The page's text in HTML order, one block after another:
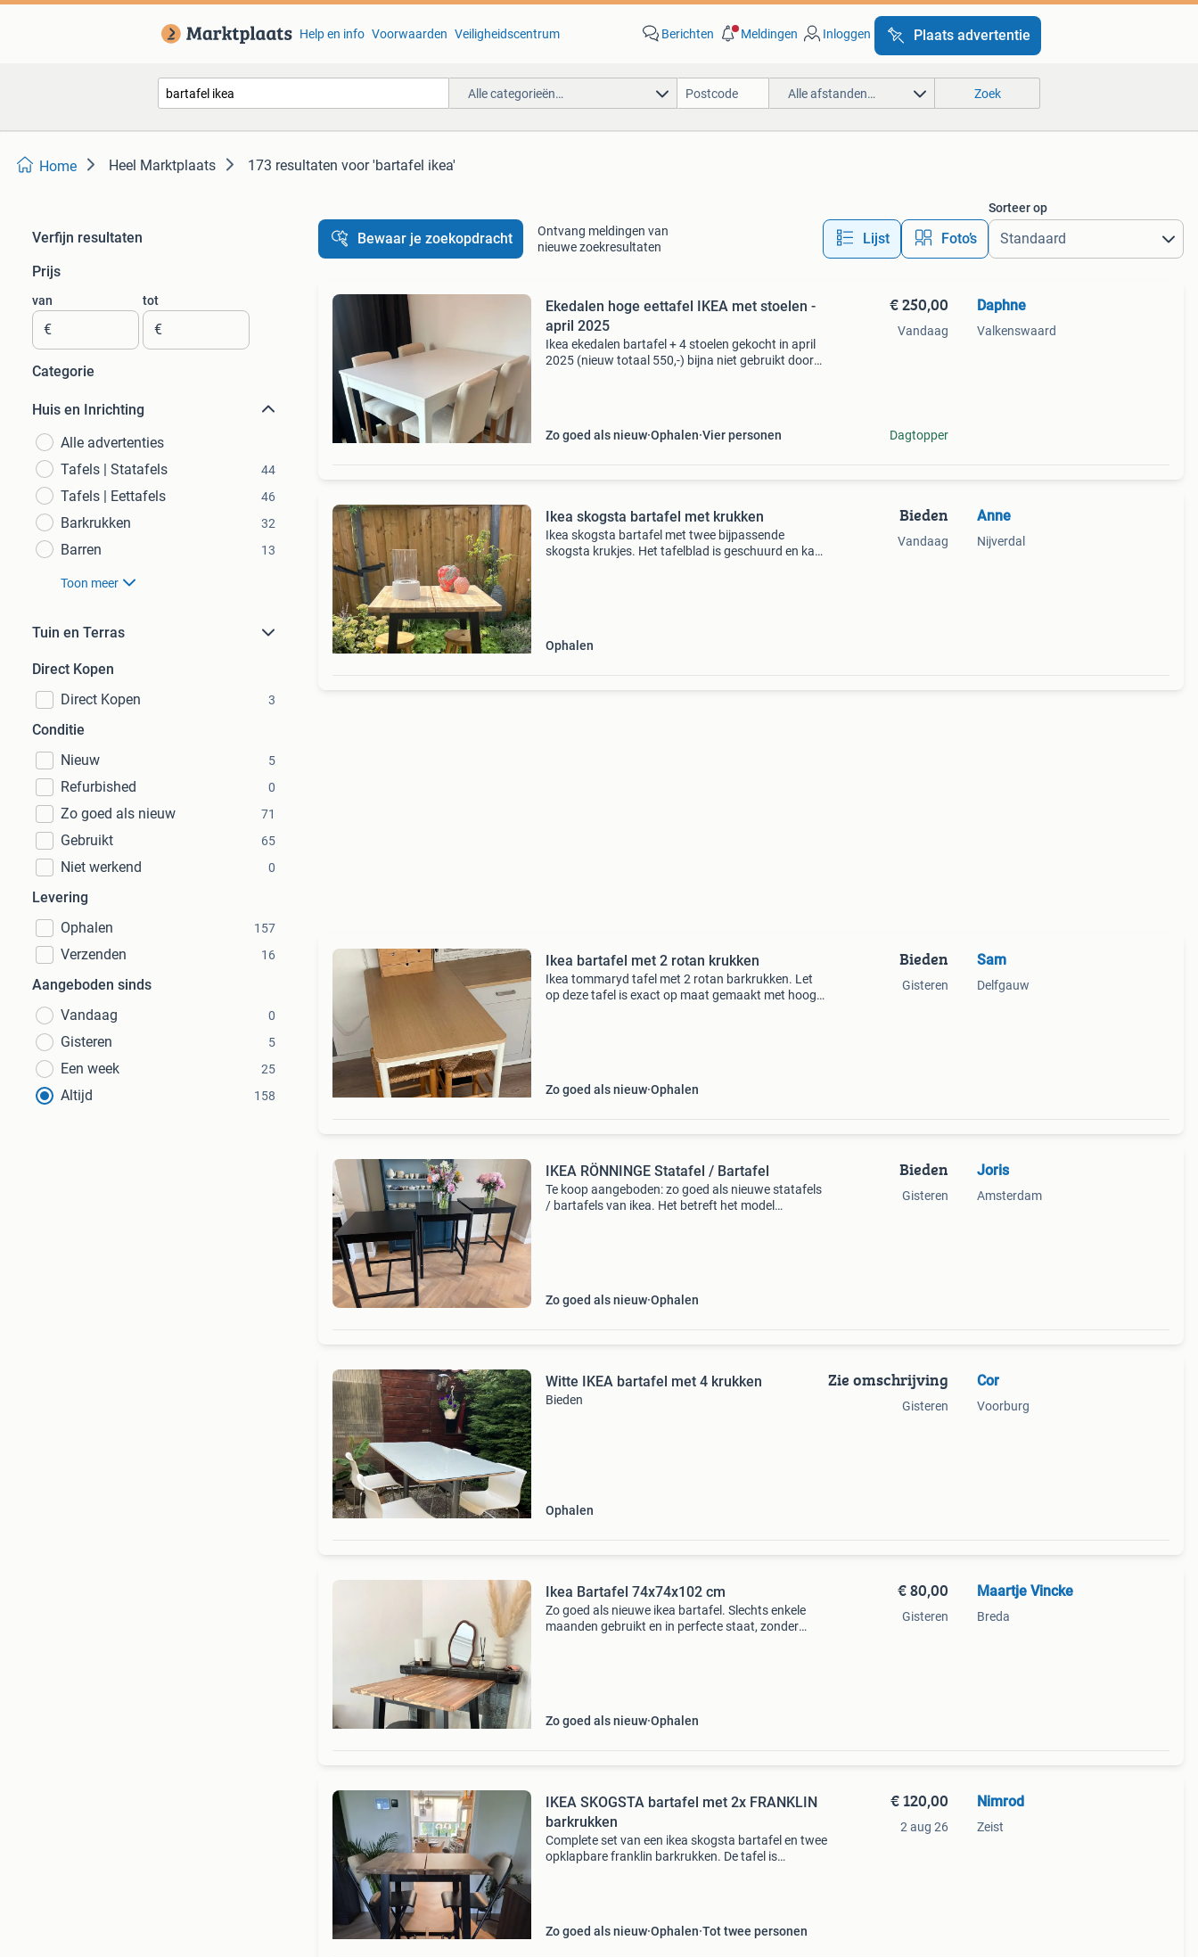
Help en info Voorwaarden Veiligheidscentrum Berichten Meldingen Inloggen Plaats advertentie
Alle categorieën… Alle afstanden… Zoek
Home Heel Marktplaats 173 resultaten voor 'bartafel ikea'
Verfijn resultaten
Prijs
van
€
tot
€
Categorie
Huis en Inrichting
Alle advertenties
Tafels | Statafels
44
Tafels | Eettafels 46
Barkrukken 32
Barren 13
Toon meer
Tuin en Terras
Direct Kopen
Direct Kopen
3
Conditie
Nieuw
5
Refurbished 0
Zo goed als nieuw 71
Gebruikt 65
Niet werkend 0
Levering
Ophalen
157
Verzenden 16
Aangeboden sinds
Vandaag
0
Gisteren 5
Een week 25
Altijd 158
Bewaar je zoekopdracht
Ontvang meldingen van
nieuwe zoekresultaten
Lijst Foto’s
Sorteer op
Ekedalen hoge eettafel IKEA met stoelen -
april 2025
Ikea ekedalen bartafel + 4 stoelen gekocht in april
2025 (nieuw totaal 550,-) bijna niet gebruikt door
Zo goed als nieuw Ophalen Vier personen
€ 250,00
Vandaag
Dagtopper
Daphne
Valkenswaard
Ikea skogsta bartafel met krukken
Ikea skogsta bartafel met twee bijpassende
skogsta krukjes. Het tafelblad is geschuurd en kan
Ophalen
Bieden
Vandaag
Anne
Nijverdal
Ikea bartafel met 2 rotan krukken
Ikea tommaryd tafel met 2 rotan barkrukken. Let
op deze tafel is exact op maat gemaakt met hoogte
Zo goed als nieuw Ophalen
Bieden
Gisteren
Sam
Delfgauw
IKEA RÖNNINGE Statafel / Bartafel
Te koop aangeboden: zo goed als nieuwe statafels
/ bartafels van ikea. Het betreft het model
Zo goed als nieuw Ophalen
Bieden
Gisteren
Joris
Amsterdam
Witte IKEA bartafel met 4 krukken
Bieden
Ophalen
Zie omschrijving
Gisteren
Cor
Voorburg
Ikea Bartafel 74x74x102 cm
Zo goed als nieuwe ikea bartafel. Slechts enkele
maanden gebruikt en in perfecte staat, zonder
Zo goed als nieuw Ophalen
€ 80,00
Gisteren
Maartje Vincke
Breda
IKEA SKOGSTA bartafel met 2x FRANKLIN
barkrukken
Complete set van een ikea skogsta bartafel en twee
opklapbare franklin barkrukken. De tafel is
Zo goed als nieuw Ophalen Tot twee personen
€ 120,00
2 aug 26
Nimrod
Zeist